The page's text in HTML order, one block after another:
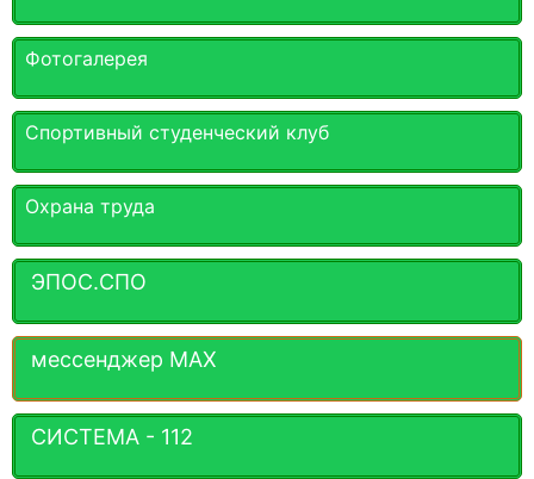
Фотогалерея
Спортивный студенческий клуб
Охрана труда
ЭПОС.СПО
мессенджер MАХ
СИСТЕМА - 112